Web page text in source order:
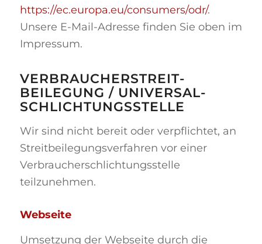
https://ec.europa.eu/consumers/odr/.
Unsere E-Mail-Adresse finden Sie oben im
Impressum.
VERBRAUCHER­STREIT­
BEILEGUNG / UNIVERSAL­
SCHLICHTUNGS­STELLE
Wir sind nicht bereit oder verpflichtet, an
Streitbeilegungsverfahren vor einer
Verbraucherschlichtungsstelle
teilzunehmen.
Webseite
Umsetzung der Webseite durch die